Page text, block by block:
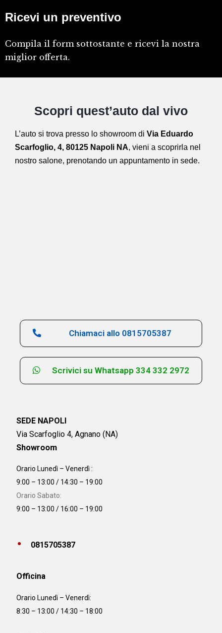
Ricevi un preventivo
Compila il form sottostante e ricevi la nostra
miglior offerta.
Scopri quest’auto dal vivo
L’auto si trova presso lo showroom di Via Eduardo
Scarfoglio, 4, 80125 Napoli NA, vieni a scoprirla nel
nostro salone, prenotando un appuntamento in sede.
Chiamaci allo 0815705387
Scrivici su Whatsapp 334 332 2972
SEDE NAPOLI
Via Scarfoglio 4, Agnano (NA)
Showroom
Orario Lunedì – Venerdì :
9:00 – 13:00 / 14:30 – 19:00
Orario Sabato:
9:00 – 13:00 / 16:00 – 19:00
0815705387
Officina
Orario Lunedì – Venerdì:
8:30 – 13:00 / 14:30 – 18:00